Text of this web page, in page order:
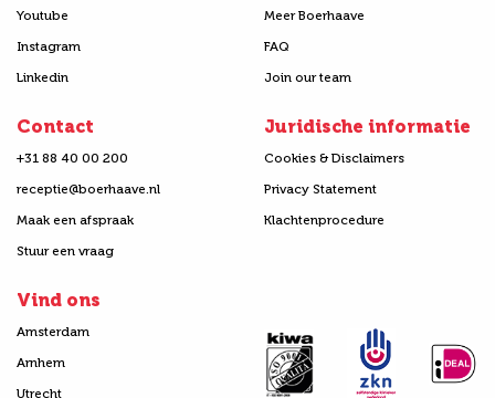
Youtube
Instagram
Linkedin
Meer Boerhaave
FAQ
Join our team
Contact
+31 88 40 00 200
receptie@boerhaave.nl
Maak een afspraak
Stuur een vraag
Juridische informatie
Cookies & Disclaimers
Privacy Statement
Klachtenprocedure
Vind ons
Amsterdam
Arnhem
Utrecht